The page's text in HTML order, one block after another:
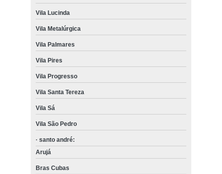
Vila Lucinda
Vila Metalúrgica
Vila Palmares
Vila Pires
Vila Progresso
Vila Santa Tereza
Vila Sá
Vila São Pedro
· santo andré:
Arujá
Bras Cubas